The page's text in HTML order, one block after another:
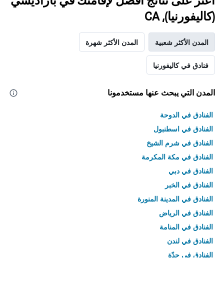
(كاليفورنيا), CA
المدن الأكثر شعبية المدن الأكثر شهرة
فنادق في كاليفورنيا
المدن التي يبحث عنها مستخدمونا
الفنادق في الدوحة
الفنادق في اسطنبول
الفنادق في شرم الشيخ
الفنادق في مكة المكرمة
الفنادق في دبي
الفنادق في الخبر
الفنادق في المدينة المنورة
الفنادق في الرياض
الفنادق في المنامة
الفنادق في لندن
الفنادق في جدّة